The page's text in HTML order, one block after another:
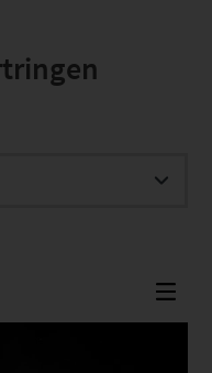
gewählt werden